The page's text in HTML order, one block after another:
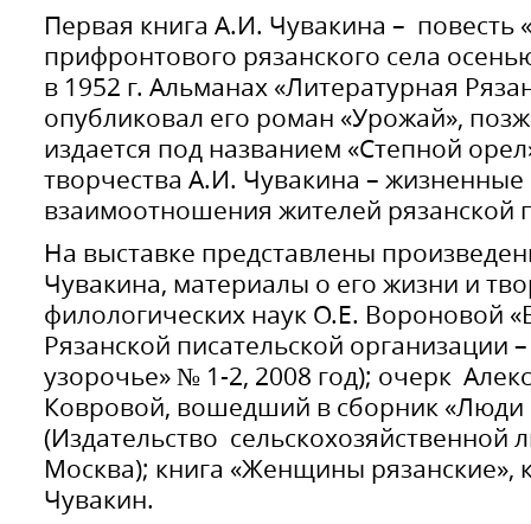
Первая книга А.И. Чувакина – повесть
прифронтового рязанского села
в 1952 г. Альманах «Литературная
опубликовал его роман «Урожай»,
издается под названием «Степной
творчества А.И. Чувакина –
взаимоотношения жителей рязанской
На выставке представлены
Чувакина, материалы о его жизни и
филологических наук О.Е. Вороновой
Рязанской писательской организации
узорочье» № 1-2, 2008 год); очерк
Ковровой, вошедший в сборник «Люди
(Издательство сельскохозяйственной
Москва); книга «Женщины рязанские»,
Чувакин.